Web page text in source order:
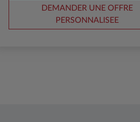
DEMANDER UNE OFFRE
PERSONNALISEE